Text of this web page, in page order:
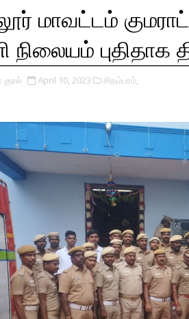
மாவட்டம்
நிலையம் புதிதாக
குரல் April 10, 2023 சிதம்பரம்,